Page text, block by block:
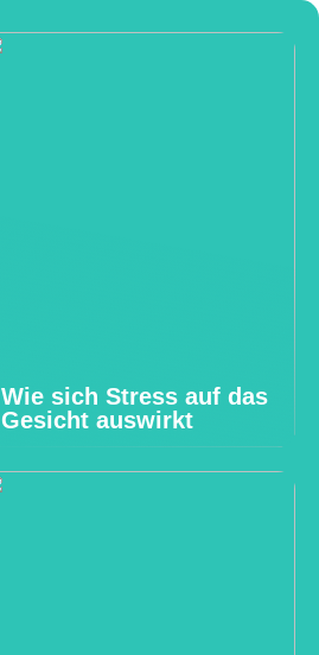
Wie sich Stress auf das
Gesicht auswirkt